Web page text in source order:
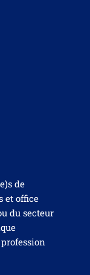
de
et office
du secteur